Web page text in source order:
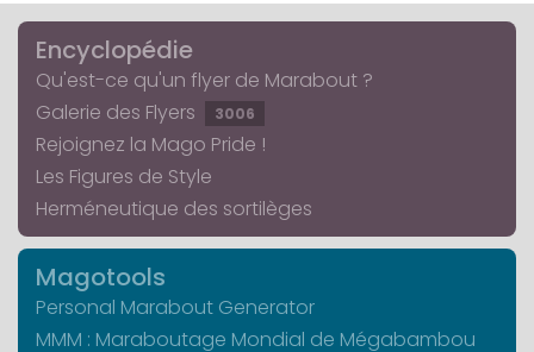
Encyclopédie
Qu'est-ce qu'un flyer de Marabout ?
Galerie des Flyers
3006
Rejoignez la Mago Pride !
Les Figures de Style
Herméneutique des sortilèges
Magotools
Personal Marabout Generator
MMM : Maraboutage Mondial de Mégabambou